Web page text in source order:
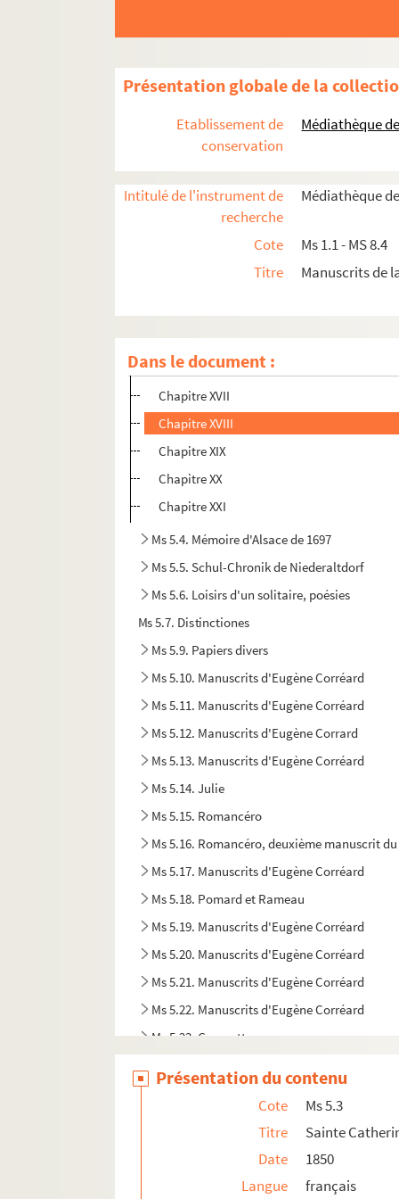
Présentation globale de la
Etablissement de
conservation
Médiathèque
Intitulé de l'instrument de
recherche
Médiathèque
Cote
Ms 1.1 - MS 8.4
Titre
Manuscrits de
Dans le document :
Chapitre II
Chapitre III
Chapitre IV
Chapitre VII
Chapitre VIII
Chapitre IX
Chapitre X
Chapitre XIV
Chapitre XV
Chapitre XVI
Chapitre XVII
Chapitre XVIII
Chapitre XIX
Chapitre XX
Chapitre XXI
Ms 5.4. Mémoire d'Alsace de 1697
Ms 5.5. Schul-Chronik de Niederaltdorf
Ms 5.6. Loisirs d'un solitaire, poésies
Ms 5.7. Distinctiones
Ms 5.9. Papiers divers
Ms 5.10. Manuscrits d'Eugène Corréard
Ms 5.11. Manuscrits d'Eugène Corréard
Ms 5.12. Manuscrits d'Eugène Corrard
Ms 5.13. Manuscrits d'Eugène Corréard
Ms 5.14. Julie
Ms 5.15. Romancéro
Ms 5.16. Romancéro, deuxième manuscrit
Ms 5.17. Manuscrits d'Eugène Corréard
Ms 5.18. Pomard et Rameau
Ms 5.19. Manuscrits d'Eugène Corréard
Ms 5.20. Manuscrits d'Eugène Corréard
Ms 5.21. Manuscrits d'Eugène Corréard
Ms 5.22. Manuscrits d'Eugène Corréard
Ms 5.23. Georgette
Présentation du contenu
Cote
Ms 5.3
Titre
Sainte
Date
1850
Langue
français